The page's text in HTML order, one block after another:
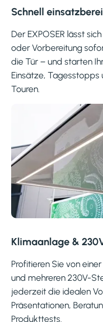
Schnell
Der EXPOSER lässt
oder Vorbereitung
die Tür – und starten
Einsätze,
Touren.
Klimaanlage &
Profitieren Sie von
und mehreren 230V-
jederzeit die idealen
Präsentationen,
Produkttests.